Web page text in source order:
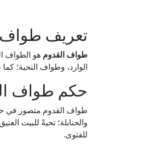
تعريف طواف
طواف القدوم هو الطواف
الوارد، وطواف التحية؛ كما في
حكم طواف
طواف القدوم متصور في حقِّ
والحنابلة؛ تحيةً للبيت
للفتوى.